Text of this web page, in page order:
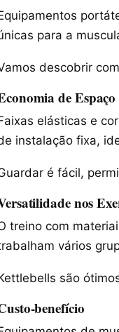
para a
descobrir
de Espaço
elásticas e
instalação fixa,
é fácil,
nos
treino com
vários
são
benefício